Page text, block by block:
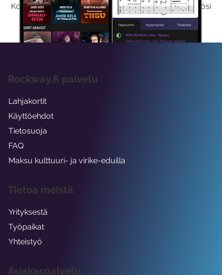
Kokeilemalla ilmaiseksi saat koko sisältömme käyttöösi
viikon ajaksi.
Asiakaspalvelu
Rockway.fi palvelu
Lahjakortit
Käyttöehdot
Tietosuoja
FAQ
Maksu kulttuuri- ja virike-eduilla
Tietoa meistä
Yrityksestä
Työpaikat
Yhteistyö